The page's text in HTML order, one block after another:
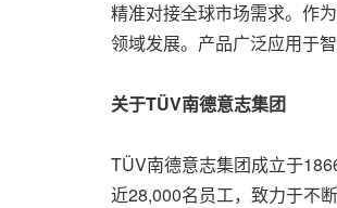
精准对接全球市场需求。作
领域发展。产品广泛应用于
关于TÜV南德意志集团
TÜV南德意志集团成立于
近28,000名员工，致力于不